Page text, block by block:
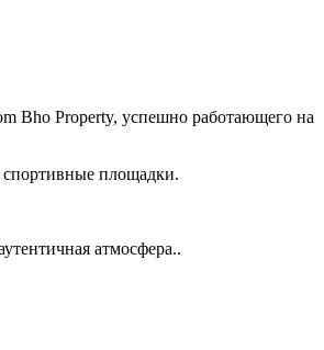
Bho Property, успешно работающего на
спортивные площадки.
атмосфера..